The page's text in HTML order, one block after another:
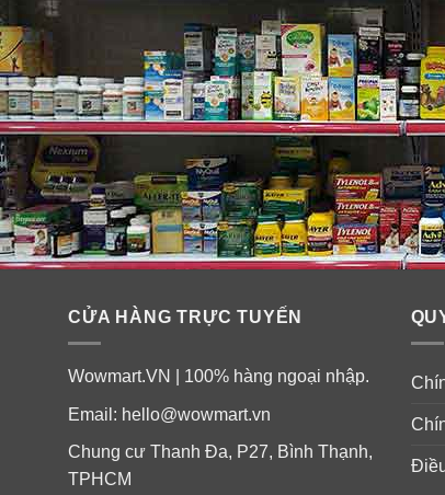
CỬA HÀNG TRỰC TUYẾN
Wowmart.VN | 100% hàng ngoại nhập.
Email: hello@wowmart.vn
Chung cư Thanh Đa, P27, Bình Thạnh,
TPHCM